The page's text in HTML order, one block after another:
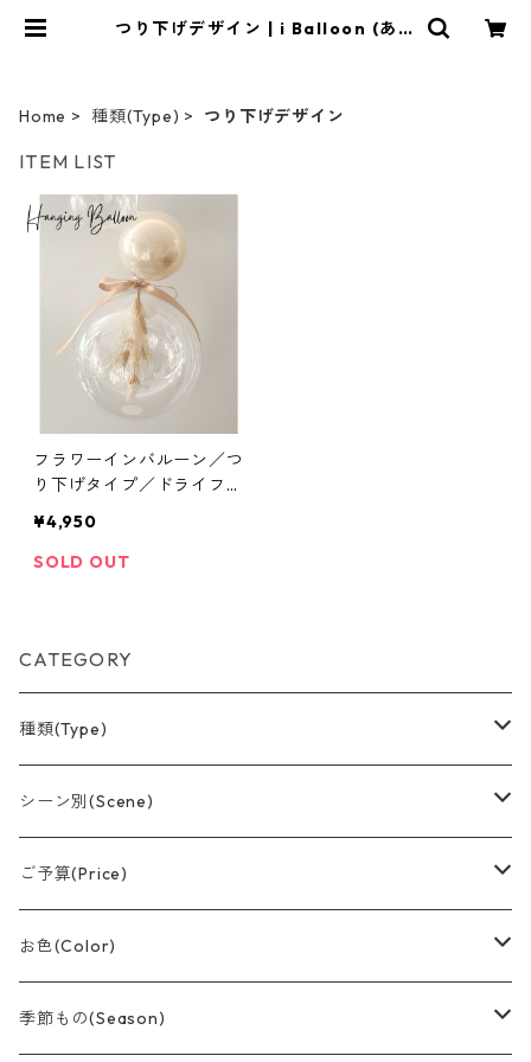
つり下げデザイン | i Balloon (あい
Home 種類(Type) つり下げデザイン
ITEM LIST
フラワーインバルーン／つ
り下げタイプ／ドライフラ
¥4,950
SOLD OUT
CATEGORY
種類(Type)
アレンジメント(置型)
バルーンブーケ
つり下げデザイン
おむつケーキ
シーン別(Scene)
誕生日
結婚祝い
卒業
ご予算(Price)
〜¥1,500
〜¥3,000
お色(Color)
赤系
季節もの(Season)